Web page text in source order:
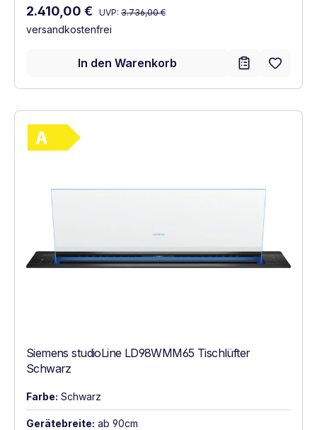
Verkaufspreis:
2.410,00 € Regulärer Preis:
UVP: 3.736,00 €
versandkostenfrei
In den Warenkorb
Siemens studioLine LD98WMM65 Tischlüfter
Schwarz
Farbe: Schwarz
Gerätebreite: ab 90cm